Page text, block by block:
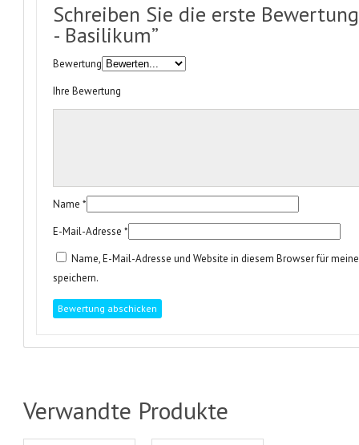
Schreiben Sie die erste
- Basilikum”
Bewertung
Ihre Bewertung
Name *
E-Mail-Adresse *
Name, E-Mail-Adresse und Website in diesem Browser für
speichern.
Verwandte Produkte